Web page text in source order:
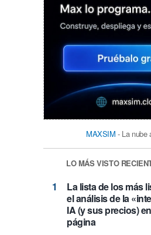
MAXSIM - La nube
LO MÁS VISTO
La lista de los más
el análisis de la
IA (y sus precios)
página